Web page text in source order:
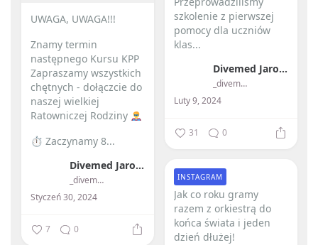
szkolenie z pierwszej
pomocy dla uczniów
klas...
Divemed Jarosław Przybylski
_divemed_
Luty 9, 2024
31 0
UWAGA, UWAGA!!!
Znamy termin
następnego Kursu KPP
Zapraszamy wszystkich
chętnych - dołączcie do
naszej wielkiej
Ratowniczej Rodziny
⏱ Zaczynamy 8...
Divemed Jarosław Przybylski
_divemed_
Styczeń 30, 2024
7 0
Jak co roku gramy
razem z orkiestrą do
końca świata i jeden
dzień dłużej! ️
INSTAGRAM